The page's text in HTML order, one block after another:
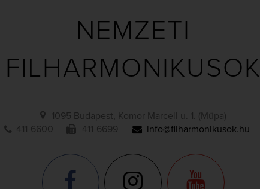
NEMZETI
FILHARMONIKUSOK
1095 Budapest, Komor Marcell u. 1. (Müpa)
411-6600
411-6699 info@filharmonikusok.hu